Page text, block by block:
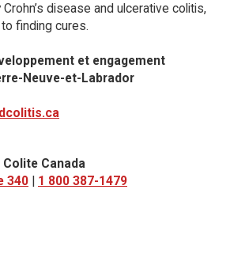
disease and ulcerative colitis,
finding cures.
et engagement
Neuve-et-Labrador
Canada
340 | 1 800 387-1479